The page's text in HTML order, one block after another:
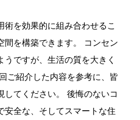
術を効果的に組み合わせるこ
間を構築できます。 コンセン
うですが、生活の質を大きく
ご紹介した内容を参考に、皆
してください。 後悔のないコ
安全な、そしてスマートな住